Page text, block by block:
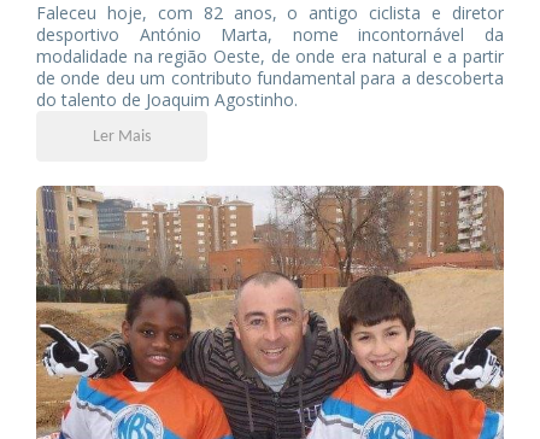
Faleceu hoje, com 82 anos, o antigo ciclista e diretor
desportivo António Marta, nome incontornável da
modalidade na região Oeste, de onde era natural e a partir
de onde deu um contributo fundamental para a descoberta
do talento de Joaquim Agostinho.
Ler Mais